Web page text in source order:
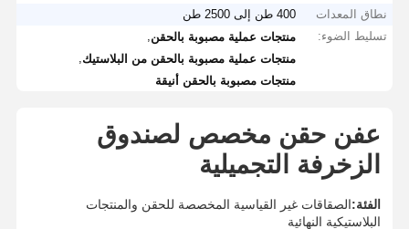
نطاق المعدات
400 طن إلى 2500 طن
تسليط الضوء:
منتجات عملية مصبوبة بالحقن
منتجات عملية مصبوبة بالحقن من البلاستيك
منتجات مصبوبة بالحقن أنيقة
عفن حقن مخصص لصندوق
الزخرفة التجميلية
الفئة:الصقاقات غير القياسية المخصصة للحقن والمنتجات
البلاستيكية النهائية